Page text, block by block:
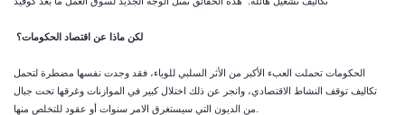
الحكومات تحملت العبء الأكبر من الأثر السلبي للوباء، فقد وجدت نفسها مضطرة لتحمل
تكاليف توقف النشاط الاقتصادي، وانجر عن ذلك اختلال كبير في الموازنات وغرقها تحت جبال